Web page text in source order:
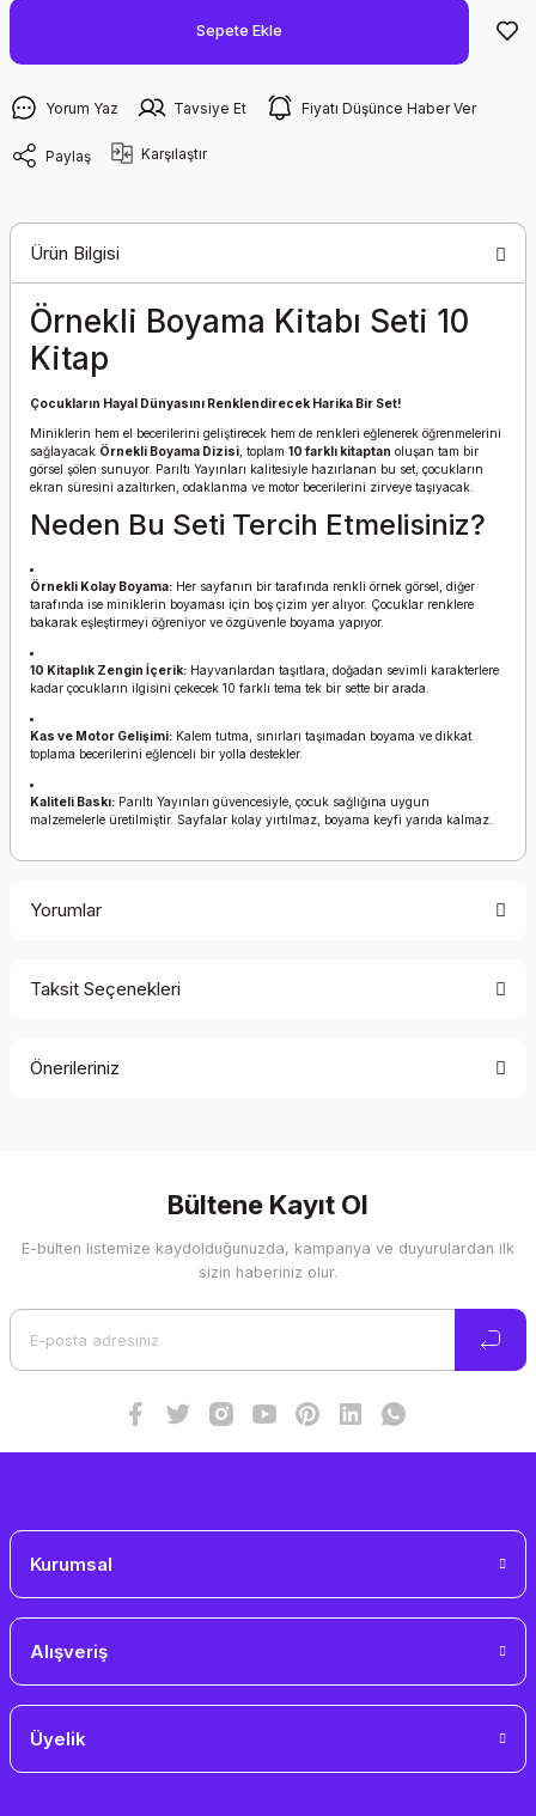
Sepete Ekle
Yorum Yaz Tavsiye Et Fiyatı Düşünce Haber Ver
Paylaş Karşılaştır
Ürün Bilgisi
Örnekli Boyama Kitabı Seti 10
Kitap
Çocukların Hayal Dünyasını Renklendirecek Harika Bir Set!
Miniklerin hem el becerilerini geliştirecek hem de renkleri eğlenerek öğrenmelerini
sağlayacak Örnekli Boyama Dizisi , toplam 10 farklı kitaptan oluşan tam bir
görsel şölen sunuyor. Parıltı Yayınları kalitesiyle hazırlanan bu set, çocukların
ekran süresini azaltırken, odaklanma ve motor becerilerini zirveye taşıyacak.
Neden Bu Seti Tercih Etmelisiniz?
Örnekli Kolay Boyama: Her sayfanın bir tarafında renkli örnek görsel, diğer
tarafında ise miniklerin boyaması için boş çizim yer alıyor. Çocuklar renklere
bakarak eşleştirmeyi öğreniyor ve özgüvenle boyama yapıyor.
10 Kitaplık Zengin İçerik: Hayvanlardan taşıtlara, doğadan sevimli karakterlere
kadar çocukların ilgisini çekecek 10 farklı tema tek bir sette bir arada.
Kas ve Motor Gelişimi: Kalem tutma, sınırları taşımadan boyama ve dikkat
toplama becerilerini eğlenceli bir yolla destekler.
Kaliteli Baskı: Parıltı Yayınları güvencesiyle, çocuk sağlığına uygun
malzemelerle üretilmiştir. Sayfalar kolay yırtılmaz, boyama keyfi yarıda kalmaz.
Yorumlar
Taksit Seçenekleri
Önerileriniz
Görüş ve önerileriniz için teşekkür ederiz.
Ürün resmi kalitesiz, bozuk veya görüntülenemiyor.
Bültene Kayıt Ol
E-bülten listemize kaydolduğunuzda, kampanya ve duyurulardan ilk
sizin haberiniz olur.
Kurumsal
Alışveriş
Üyelik